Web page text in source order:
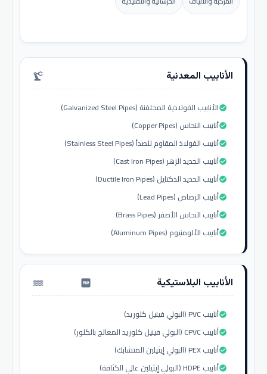
الأنابيب المعدنية precision_manufacturing
الأنابيب الفولاذية المجلفنة (Galvanized Steel Pipes)check_circle
أنابيب النحاس (Copper Pipes)check_circle
أنابيب الفولاذ المقاوم للصدأ (Stainless Steel Pipes)check_circle
أنابيب الحديد الزهر (Cast Iron Pipes)check_circle
أنابيب الحديد الدكتايل (Ductile Iron Pipes)check_circle
أنابيب الرصاص (Lead Pipes)check_circle
أنابيب النحاس الأصفر (Brass Pipes)check_circle
أنابيب الألومنيوم (Aluminum Pipes)check_circle
الأنابيب البلاستيكية water_pump
أنابيب PVC (البولي فينيل كلوريد)check_circle
أنابيب CPVC (البولي فينيل كلوريد المعالج بالكلور)check_circle
أنابيب PEX (البولي إيثيلين المتشابك)check_circle
أنابيب HDPE (البولي إيثيلين عالي الكثافة)check_circle